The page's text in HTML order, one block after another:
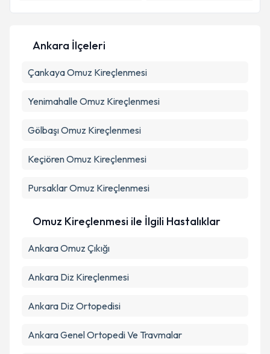
Metni'ni okudum ve kişisel verilerimin belirtilen
Ankara İlçeleri
ÇankayaOmuz Kireçlenmesi
Yenimahalle Omuz Kireçlenmesi
GölbaşıOmuz Kireçlenmesi
KeçiörenOmuz Kireçlenmesi
PursaklarOmuz Kireçlenmesi
Omuz Kireçlenmesi ile İlgili Hastalıklar
Ankara Omuz Çıkığı
Ankara Diz Kireçlenmesi
Ankara Diz Ortopedisi
Ankara Genel Ortopedi Ve Travmalar